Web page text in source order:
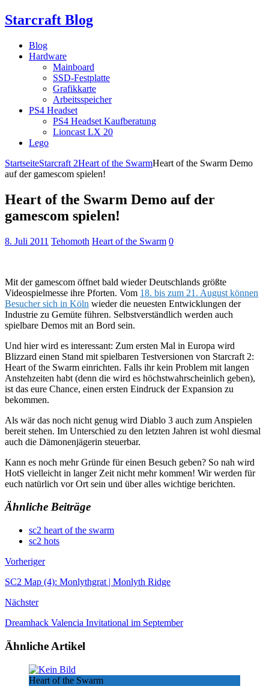
Starcraft Blog
Blog
Hardware
Mainboard
SSD-Festplatte
Grafikkarte
Arbeitsspeicher
PS4 Headset
PS4 Headset Kaufberatung
Lioncast LX 20
Lego
StartseiteStarcraft 2Heart of the SwarmHeart of the Swarm Demo
auf der gamescom spielen!
Heart of the Swarm Demo auf der
gamescom spielen!
8. Juli 2011 Tehomoth Heart of the Swarm 0
Mit der gamescom öffnet bald wieder Deutschlands größte
Videospielmesse ihre Pforten. Vom 18. bis zum 21. August können
Besucher sich in Köln wieder die neuesten Entwicklungen der
Industrie zu Gemüte führen. Selbstverständlich werden auch
spielbare Demos mit an Bord sein.
Und hier wird es interessant: Zum ersten Mal in Europa wird
Blizzard einen Stand mit spielbaren Testversionen von Starcraft 2:
Heart of the Swarm einrichten. Falls ihr kein Problem mit langen
Anstehzeiten habt (denn die wird es höchstwahrscheinlich geben),
ist das eure Chance, einen ersten Eindruck der Expansion zu
bekommen.
Als wär das noch nicht genug wird Diablo 3 auch zum Anspielen
bereit stehen. Im Unterschied zu den letzten Jahren ist wohl diesmal
auch die Dämonenjägerin steuerbar.
Kann es noch mehr Gründe für einen Besuch geben? So nah wird
HotS vielleicht in langer Zeit nicht mehr kommen! Wir werden für
euch natürlich vor Ort sein und über alles wichtige berichten.
Ähnliche Beiträge
sc2 heart of the swarm
sc2 hots
Vorheriger
SC2 Map (4): Monlythgrat | Monlyth Ridge
Nächster
Dreamhack Valencia Invitational im September
Ähnliche Artikel
Heart of the Swarm